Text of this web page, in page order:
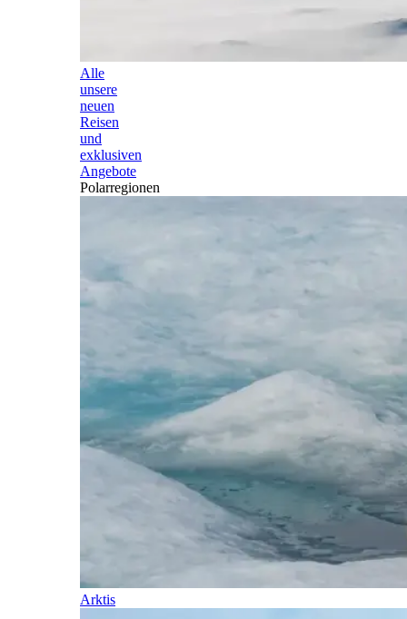
Alle
unsere
neuen
Reisen
und
exklusiven
Angebote
Polarregionen
Arktis